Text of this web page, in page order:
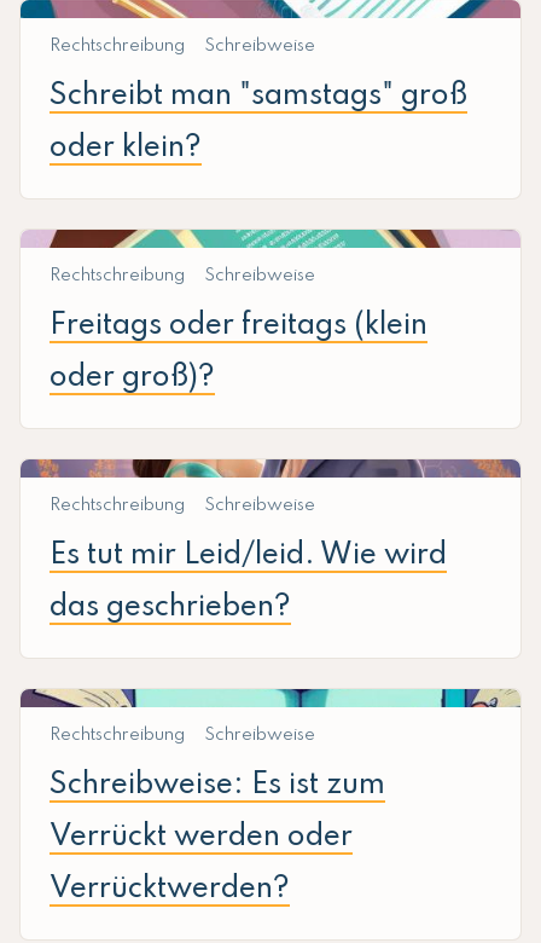
Rechtschreibung Schreibweise
Schreibt man "samstags" groß
oder klein?
Rechtschreibung Schreibweise
Freitags oder freitags (klein
oder groß)?
Rechtschreibung Schreibweise
Es tut mir Leid/leid. Wie wird
das geschrieben?
Rechtschreibung Schreibweise
Schreibweise: Es ist zum
Verrückt werden oder
Verrücktwerden?